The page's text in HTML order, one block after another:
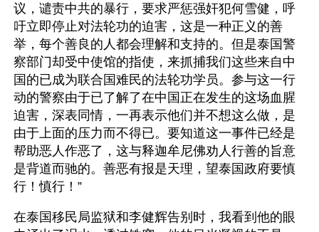
议，谴责中共的暴行，要求严惩强奸犯何雪健，呼
吁立即停止对法轮功的迫害，这是一种正义的善
举，每个善良的人都会理解和支持的。但是泰国警
察部门却受中使馆的指使，来抓捕我们这些来自中
国的已成为联合国难民的法轮功学员。参与这一行
动的警察由于已了解了在中国正在发生的这场血腥
迫害，深表同情，一再表示他们并不想这么做，是
由于上面的压力而不得已。要知道这一事件已经是
帮助恶人作恶了，这与释迦牟尼佛劝人行善的旨意
是背道而驰的。善恶有报是天理，望泰国政府要慎
行！慎行！”
在泰国移民局监狱和李健辉告别时，我看到他的眼